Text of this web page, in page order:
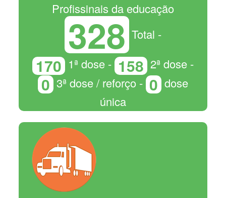
Profissinais da educação
328 Total -
170 1ª dose - 158 2ª dose -
0 3ª dose / reforço - 0 dose
única